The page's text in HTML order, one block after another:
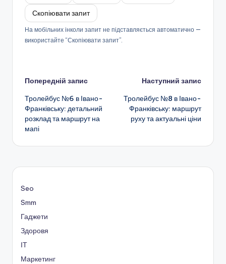
Скопіювати запит
На мобільних інколи запит не підставляється автоматично —
використайте “Скопіювати запит”.
Навігація
по
запису
Попередній запис
Тролейбус №6 в Івано-
Франківську: детальний
розклад та маршрут на
мапі
Наступний запис
Тролейбус №8 в Івано-
Франківську: маршрут
руху та актуальні ціни
Seo
Smm
Гаджети
Здоровя
ІТ
Маркетинг